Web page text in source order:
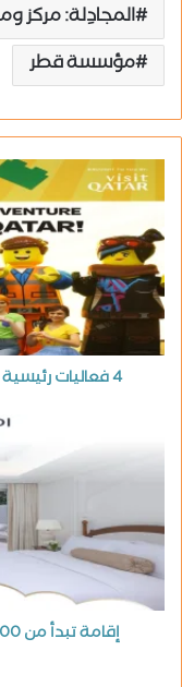
المجادِلة: مركز
مؤسسة قطر
4 فعاليات رئيسية في «ليغو شو قطر» خلال عيد الفطر